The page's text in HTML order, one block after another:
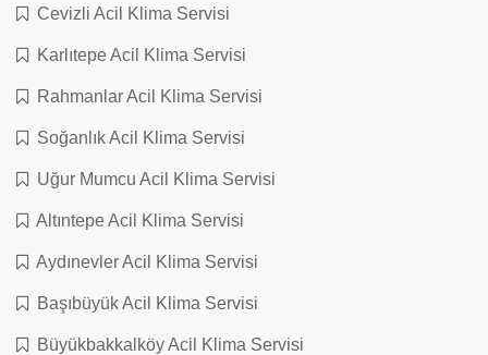
Cevizli Acil Klima Servisi
Karlıtepe Acil Klima Servisi
Rahmanlar Acil Klima Servisi
Soğanlık Acil Klima Servisi
Uğur Mumcu Acil Klima Servisi
Altıntepe Acil Klima Servisi
Aydınevler Acil Klima Servisi
Başıbüyük Acil Klima Servisi
Büyükbakkalköy Acil Klima Servisi